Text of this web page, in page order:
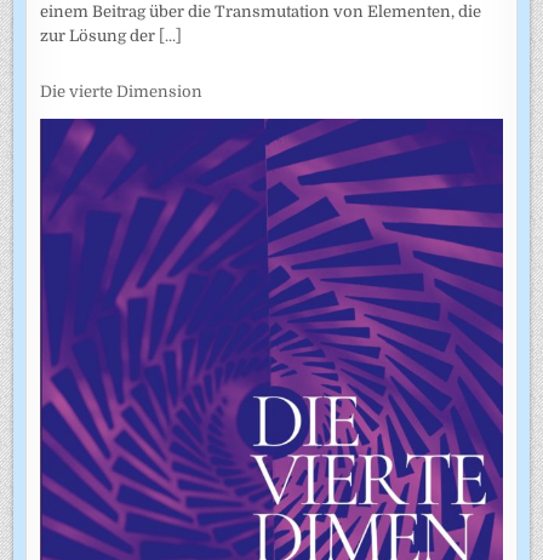
einem Beitrag über die Transmutation von Elementen, die
zur Lösung der [...]
Die vierte Dimension